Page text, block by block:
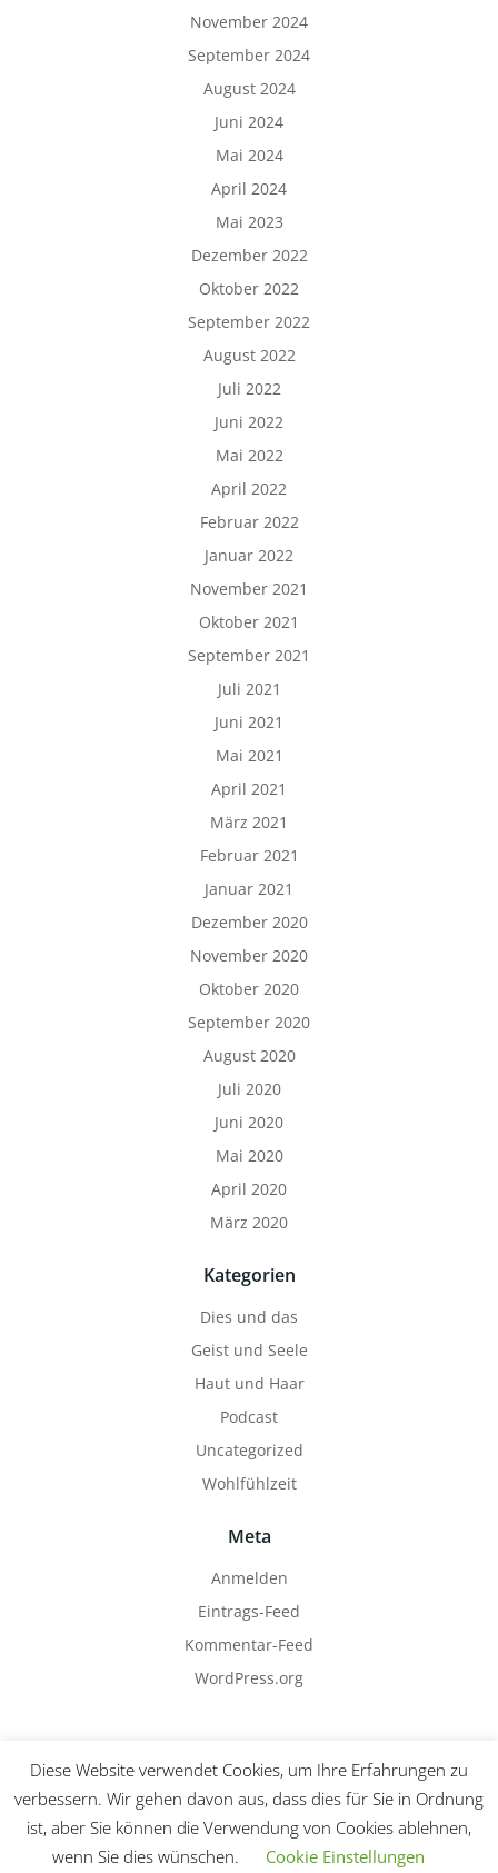
November 2024
September 2024
August 2024
Juni 2024
Mai 2024
April 2024
Mai 2023
Dezember 2022
Oktober 2022
September 2022
August 2022
Juli 2022
Juni 2022
Mai 2022
April 2022
Februar 2022
Januar 2022
November 2021
Oktober 2021
September 2021
Juli 2021
Juni 2021
Mai 2021
April 2021
März 2021
Februar 2021
Januar 2021
Dezember 2020
November 2020
Oktober 2020
September 2020
August 2020
Juli 2020
Juni 2020
Mai 2020
April 2020
März 2020
Kategorien
Dies und das
Geist und Seele
Haut und Haar
Podcast
Uncategorized
Wohlfühlzeit
Meta
Anmelden
Eintrags-Feed
Kommentar-Feed
WordPress.org
© 2026 Das ist Deine Zeit!. Created for free using
WordPress andColibri
Diese Website verwendet Cookies, um Ihre Erfahrungen zu
verbessern. Wir gehen davon aus, dass dies für Sie in Ordnung
ist, aber Sie können die Verwendung von Cookies ablehnen,
wenn Sie dies wünschen.
Cookie Einstellungen